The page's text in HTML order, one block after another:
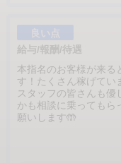
良い点
給与/報酬/待遇
本指名のお客様が来る
す！たくさん稼げてい
スタッフの皆さんも優
かも相談に乗ってもら
願いします🤲